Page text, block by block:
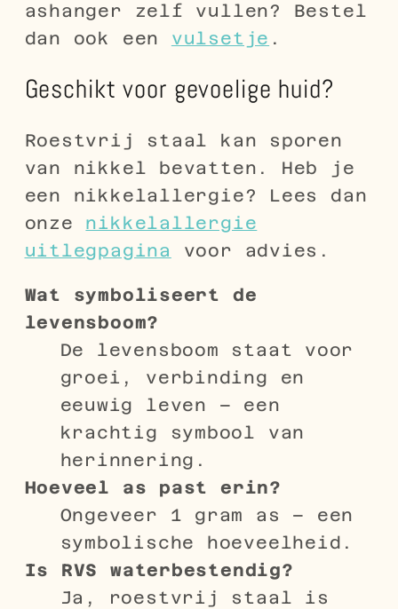
ashanger zelf vullen? Bestel
dan ook een vulsetje .
Geschikt voor gevoelige huid?
Roestvrij staal kan sporen
van nikkel bevatten. Heb je
een nikkelallergie? Lees dan
onze nikkelallergie
uitlegpagina
voor advies.
Wat symboliseert de
levensboom?
De levensboom staat voor
groei, verbinding en
eeuwig leven – een
krachtig symbool van
herinnering.
Hoeveel as past erin?
Ongeveer 1 gram as – een
symbolische hoeveelheid.
Is RVS waterbestendig?
Ja, roestvrij staal is